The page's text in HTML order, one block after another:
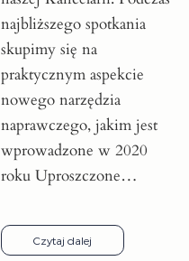
najbliższego spotkania
skupimy się na
praktycznym aspekcie
nowego narzędzia
naprawczego, jakim jest
wprowadzone w 2020
roku Uproszczone…
Czytaj dalej